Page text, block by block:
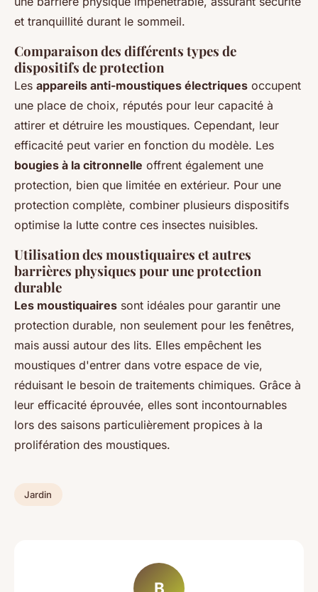
et tranquillité durant le sommeil.
Comparaison des différents types de
dispositifs de protection
Les appareils anti-moustiques électriques occupent
une place de choix, réputés pour leur capacité à
attirer et détruire les moustiques. Cependant, leur
efficacité peut varier en fonction du modèle. Les
bougies à la citronnelle offrent également une
protection, bien que limitée en extérieur. Pour une
protection complète, combiner plusieurs dispositifs
optimise la lutte contre ces insectes nuisibles.
Utilisation des moustiquaires et autres
barrières physiques pour une protection
durable
Les moustiquaires sont idéales pour garantir une
protection durable, non seulement pour les fenêtres,
mais aussi autour des lits. Elles empêchent les
moustiques d'entrer dans votre espace de vie,
réduisant le besoin de traitements chimiques. Grâce à
leur efficacité éprouvée, elles sont incontournables
lors des saisons particulièrement propices à la
prolifération des moustiques.
Jardin
B